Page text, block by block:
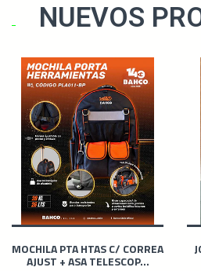
NUEVOS
MOCHILA PTA HTAS C/ CORREA
AJUST + ASA TELESCOP...